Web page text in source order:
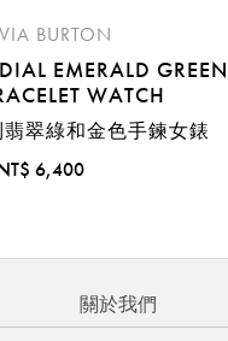
BURTON
EMERALD
WATCH
翡翠綠和金色手鍊女錶
6,400
關於我們